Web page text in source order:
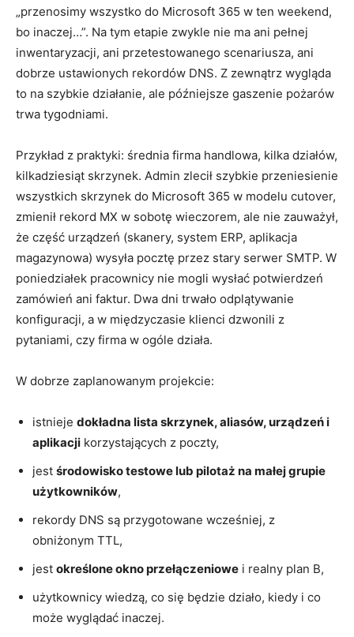
„przenosimy wszystko do Microsoft 365 w ten weekend,
bo inaczej…”. Na tym etapie zwykle nie ma ani pełnej
inwentaryzacji, ani przetestowanego scenariusza, ani
dobrze ustawionych rekordów DNS. Z zewnątrz wygląda
to na szybkie działanie, ale późniejsze gaszenie pożarów
trwa tygodniami.
Przykład z praktyki: średnia firma handlowa, kilka działów,
kilkadziesiąt skrzynek. Admin zlecił szybkie przeniesienie
wszystkich skrzynek do Microsoft 365 w modelu cutover,
zmienił rekord MX w sobotę wieczorem, ale nie zauważył,
że część urządzeń (skanery, system ERP, aplikacja
magazynowa) wysyła pocztę przez stary serwer SMTP. W
poniedziałek pracownicy nie mogli wysłać potwierdzeń
zamówień ani faktur. Dwa dni trwało odplątywanie
konfiguracji, a w międzyczasie klienci dzwonili z
pytaniami, czy firma w ogóle działa.
W dobrze zaplanowanym projekcie:
istnieje dokładna lista skrzynek, aliasów, urządzeń i
aplikacji korzystających z poczty,
jest środowisko testowe lub pilotaż na małej grupie
użytkowników,
rekordy DNS są przygotowane wcześniej, z
obniżonym TTL,
jest określone okno przełączeniowe i realny plan B,
użytkownicy wiedzą, co się będzie działo, kiedy i co
może wyglądać inaczej.